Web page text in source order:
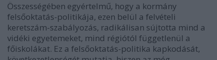
Összességében egyértelmű, hogy a kormány
felsőoktatás-politikája, ezen belül a felvételi
keretszám-szabályozás, radikálisan sújtotta mind a
vidéki egyetemeket, mind régiótól függetlenül a
főiskolákat. Ez a felsőoktatás-politika kapkodását,